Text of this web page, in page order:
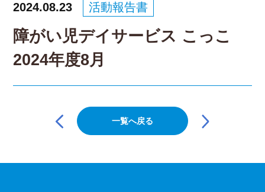
障がい児デイサービス こっこ
2024年度8月
2024.08.23 活動報告書
シ
一覧へ戻る